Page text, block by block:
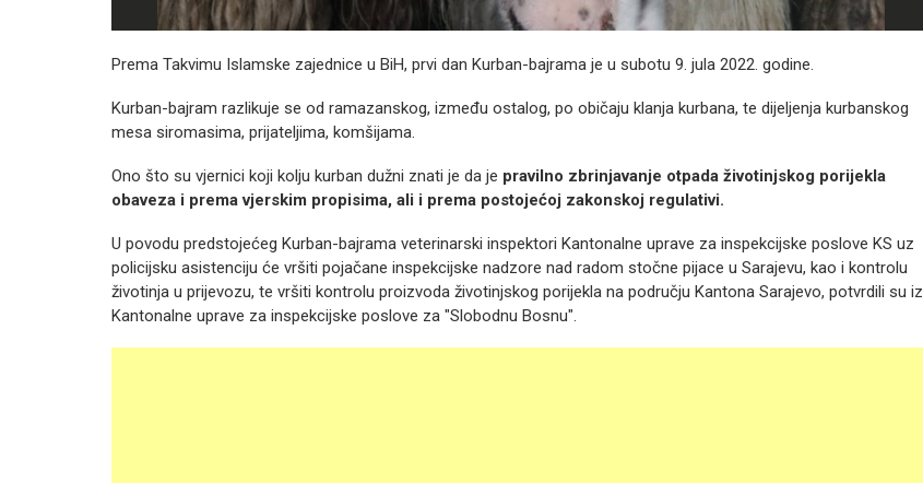
Prema Takvimu Islamske zajednice u BiH, prvi dan Kurban-bajrama je u subotu 9. jula 2022. godine.
Kurban-bajram razlikuje se od ramazanskog, između ostalog, po običaju klanja kurbana, te dijeljenja kurbanskog
mesa siromasima, prijateljima, komšijama.
Ono što su vjernici koji kolju kurban dužni znati je da je pravilno zbrinjavanje otpada životinjskog porijekla
obaveza i prema vjerskim propisima, ali i prema postojećoj zakonskoj regulativi.
U povodu predstojećeg Kurban-bajrama veterinarski inspektori Kantonalne uprave za inspekcijske poslove KS uz
policijsku asistenciju će vršiti pojačane inspekcijske nadzore nad radom stočne pijace u Sarajevu, kao i kontrolu
životinja u prijevozu, te vršiti kontrolu proizvoda životinjskog porijekla na području Kantona Sarajevo, potvrdili su iz
Kantonalne uprave za inspekcijske poslove za "Slobodnu Bosnu".